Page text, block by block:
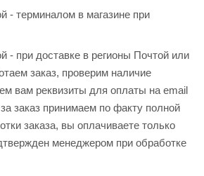
- терминалом в магазине при
- при доставке в регионы Почтой или
заказ, проверим наличие
вам реквизиты для оплаты на email
заказ принимаем по факту полной
заказа, вы оплачиваете только
менеджером при обработке